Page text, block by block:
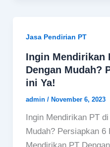
Jasa Pendirian PT
Ingin Mendirikan
Dengan Mudah?
ini Ya!
admin / November 6, 2023
Ingin Mendirikan PT
Mudah? Persiapkan 6